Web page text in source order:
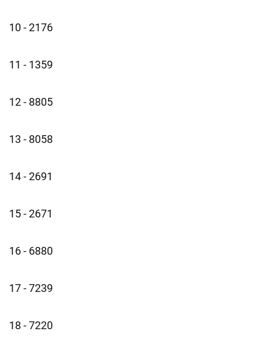
10 - 2176
11 - 1359
12 - 8805
13 - 8058
14 - 2691
15 - 2671
16 - 6880
17 - 7239
18 - 7220